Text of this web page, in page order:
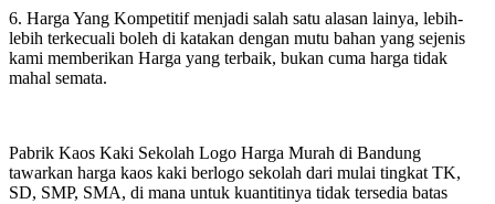
6. Harga Yang Kompetitif menjadi salah satu alasan lainya, lebih-
lebih terkecuali boleh di katakan dengan mutu bahan yang sejenis
kami memberikan Harga yang terbaik, bukan cuma harga tidak
mahal semata.
Pabrik Kaos Kaki Sekolah Logo Harga Murah di Bandung
tawarkan harga kaos kaki berlogo sekolah dari mulai tingkat TK,
SD, SMP, SMA, di mana untuk kuantitinya tidak tersedia batas